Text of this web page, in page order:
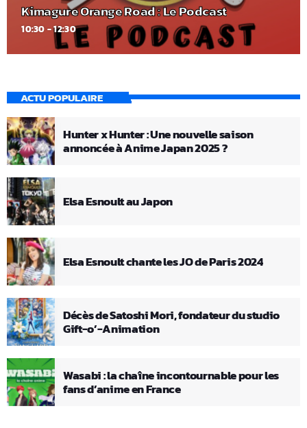
Kimagure Orange Road : Le Podcast
10:30 - 12:30
ACTU POPULAIRE
Hunter x Hunter : Une nouvelle saison
annoncée à Anime Japan 2025 ?
Elsa Esnoult au Japon
Elsa Esnoult chante les JO de Paris 2024
Décès de Satoshi Mori, fondateur du studio
Gift-o’-Animation
Wasabi : la chaîne incontournable pour les
fans d’anime en France